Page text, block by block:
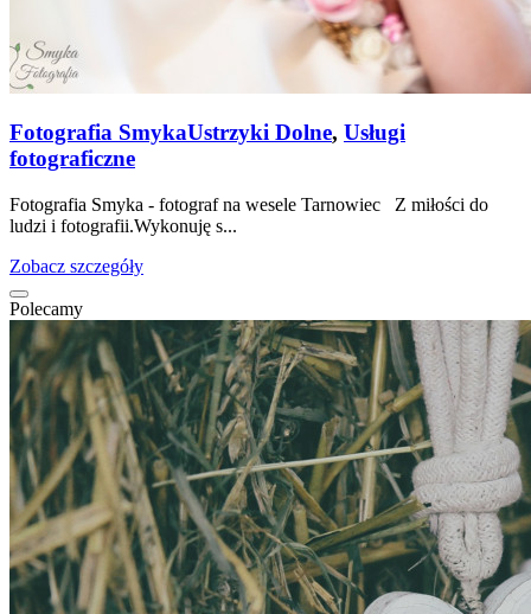
Fotografia SmykaUstrzyki Dolne, Usługi
fotograficzne
Fotografia Smyka - fotograf na wesele Tarnowiec Z miłości do
ludzi i fotografii.Wykonuję s...
Zobacz szczegóły
Polecamy